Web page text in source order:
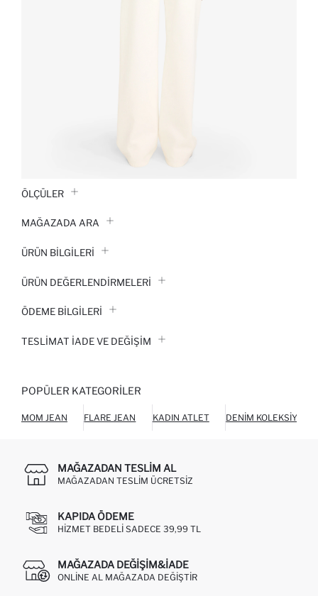
ÖLÇÜLER
MAĞAZADA ARA
ÜRÜN BILGILERI
ÜRÜN DEĞERLENDİRMELERİ
ÖDEME BİLGİLERİ
TESLIMAT İADE VE DEĞIŞIM
POPÜLER KATEGORILER
MOM JEAN FLARE JEAN KADIN ATLET DENIM KOLEKSIYONU
MAĞAZADAN TESLIM AL
MAĞAZADAN TESLIM ÜCRETSIZ
KAPIDA ÖDEME
HIZMET BEDELI SADECE 39,99 TL
MAĞAZADA DEĞIŞIM&İADE
ONLINE AL MAĞAZADA DEĞIŞTIR